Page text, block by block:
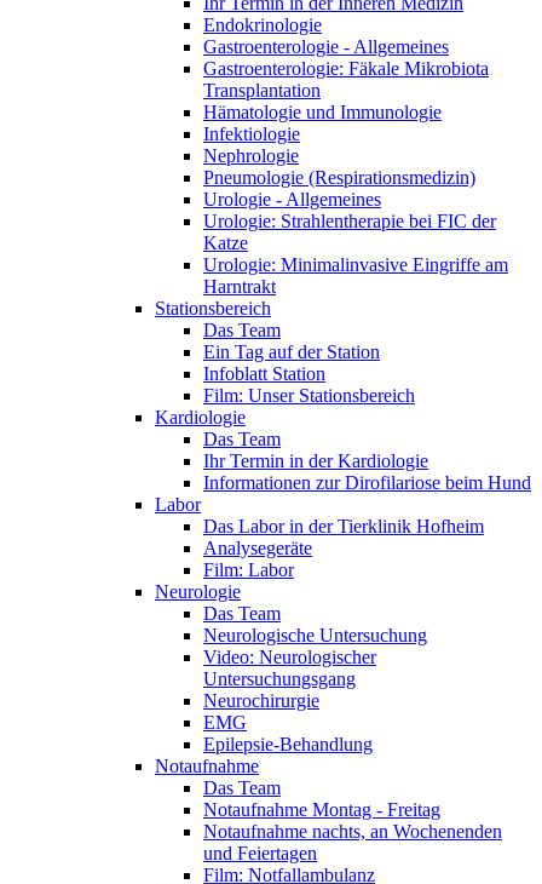
Endokrinologie
Gastroenterologie - Allgemeines
Gastroenterologie: Fäkale Mikrobiota
Transplantation
Hämatologie und Immunologie
Infektiologie
Nephrologie
Pneumologie (Respirationsmedizin)
Urologie - Allgemeines
Urologie: Strahlentherapie bei FIC der
Katze
Urologie: Minimalinvasive Eingriffe am
Harntrakt
Stationsbereich
Das Team
Ein Tag auf der Station
Infoblatt Station
Film: Unser Stationsbereich
Kardiologie
Das Team
Ihr Termin in der Kardiologie
Informationen zur Dirofilariose beim Hund
Labor
Das Labor in der Tierklinik Hofheim
Analysegeräte
Film: Labor
Neurologie
Das Team
Neurologische Untersuchung
Video: Neurologischer
Untersuchungsgang
Neurochirurgie
EMG
Epilepsie-Behandlung
Notaufnahme
Das Team
Notaufnahme Montag - Freitag
Notaufnahme nachts, an Wochenenden
und Feiertagen
Film: Notfallambulanz